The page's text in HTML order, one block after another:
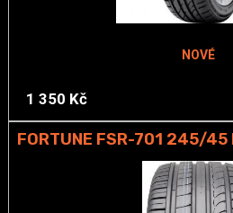
NOVÉ
1 350 Kč
FORTUNE FSR-701 245/45